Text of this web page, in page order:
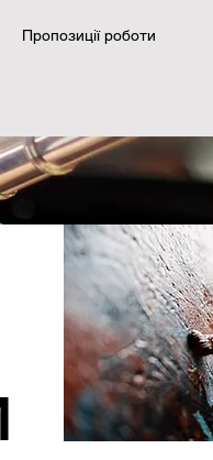
Пропозиції роботи